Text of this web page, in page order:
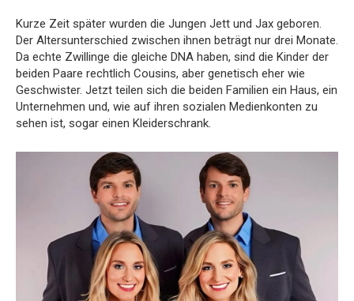
Kurze Zeit später wurden die Jungen Jett und Jax geboren.
Der Altersunterschied zwischen ihnen beträgt nur drei Monate.
Da echte Zwillinge die gleiche DNA haben, sind die Kinder der
beiden Paare rechtlich Cousins, aber genetisch eher wie
Geschwister. Jetzt teilen sich die beiden Familien ein Haus, ein
Unternehmen und, wie auf ihren sozialen Medienkonten zu
sehen ist, sogar einen Kleiderschrank.